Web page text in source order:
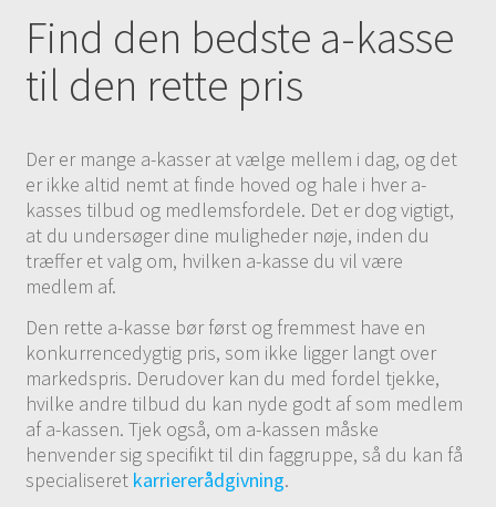
Find den bedste a-kasse
til den rette pris
Der er mange a-kasser at vælge mellem i dag, og det
er ikke altid nemt at finde hoved og hale i hver a-
kasses tilbud og medlemsfordele. Det er dog vigtigt,
at du undersøger dine muligheder nøje, inden du
træffer et valg om, hvilken a-kasse du vil være
medlem af.
Den rette a-kasse bør først og fremmest have en
konkurrencedygtig pris, som ikke ligger langt over
markedspris. Derudover kan du med fordel tjekke,
hvilke andre tilbud du kan nyde godt af som medlem
af a-kassen. Tjek også, om a-kassen måske
henvender sig specifikt til din faggruppe, så du kan få
specialiseret karriererådgivning.